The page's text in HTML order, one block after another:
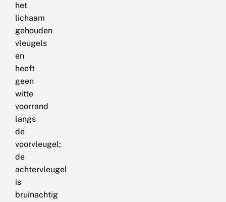
het
lichaam
gehouden
vleugels
en
heeft
geen
witte
voorrand
langs
de
voorvleugel;
de
achtervleugel
is
bruinachtig